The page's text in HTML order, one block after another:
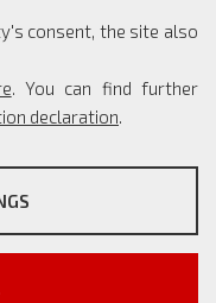
consent, the site also
. You can find further
declaration.
66